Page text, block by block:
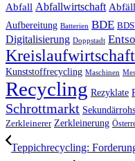
Abfall Abfallwirtschaft
Aufbereitung Batterien BDE
Digitalisierung Doppstadt
Kreislaufwirtschaft
Kunststoffrecycling Maschinen
Recycling Rezyklate
Schrottmarkt
Zerkleinerer Zerkleinerung
Teppichrecycling: